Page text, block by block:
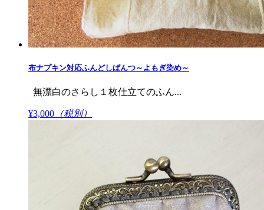
布ナプキン対応ふんどしぱんつ～よもぎ染め​～
無漂白のさらし１枚仕立てのふん...
¥3,000 （税別）